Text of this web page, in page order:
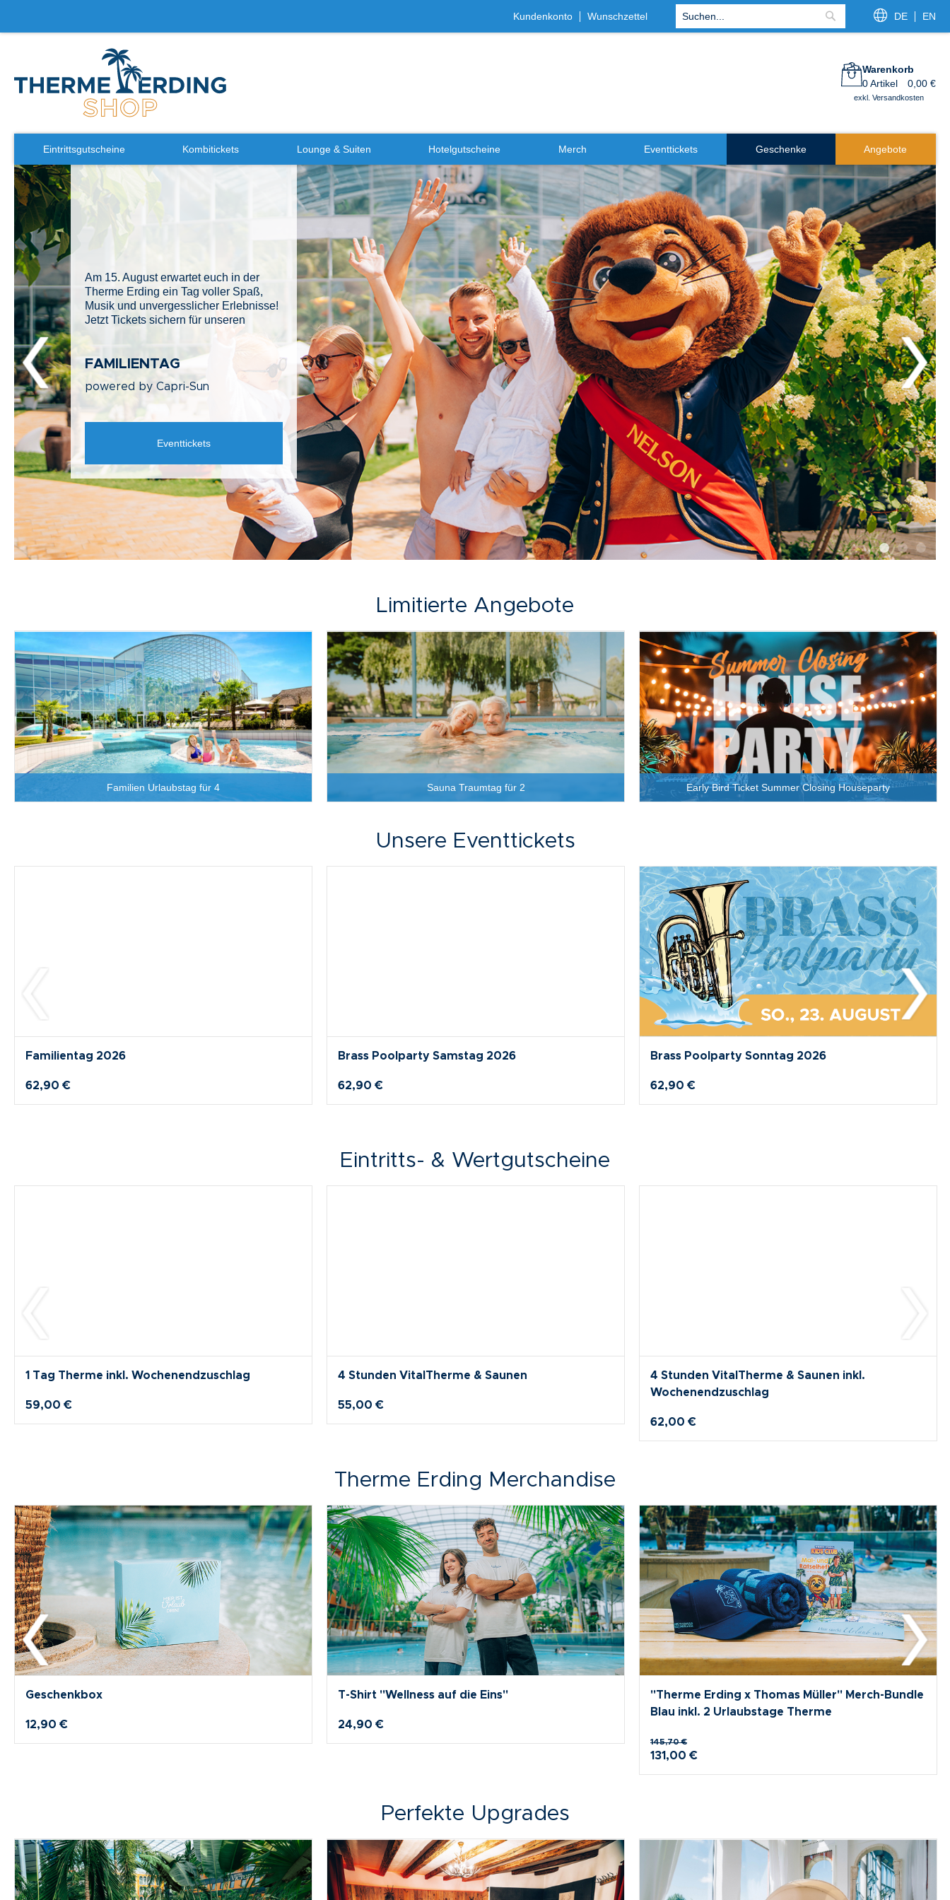
Kundenkonto Wunschzettel
Suche
DE EN
Warenkorb
0Artikel 0,00 €
exkl. Versandkosten
Eintrittsgutscheine Kombitickets Lounge & Suiten Hotelgutscheine Merch Eventtickets Geschenke Angebote
Ihr perfekter Sauna-Begleiter mit Stil! In
grün, blau oder orange
JETZT ENTDECKEN:
19,90 € / Hamamtuch, limitiertes
Angebot
Jetzt entdecken!
Limitierte Angebote
Familien Urlaubstag für 4 Sauna Traumtag für 2 Early Bird Ticket Summer Closing Houseparty
Unsere Eventtickets
Familientag 2026
62,90 €
Brass Poolparty Samstag 2026
62,90 €
Brass Poolparty Sonntag 2026
62,90 €
Eintritts- & Wertgutscheine
1 Tag Therme inkl. Wochenendzuschlag
59,00 €
4 Stunden VitalTherme & Saunen
55,00 €
4 Stunden VitalTherme & Saunen inkl.
Wochenendzuschlag
62,00 €
Therme Erding Merchandise
Geschenkbox
12,90 €
T-Shirt "Wellness auf die Eins"
24,90 €
"Therme Erding x Thomas Müller" Merch-Bundle
Blau inkl. 2 Urlaubstage Therme
145,70 €
131,00 €
Perfekte Upgrades